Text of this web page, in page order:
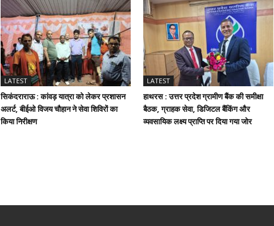
LATEST
सिकंदराराऊ : कांवड़ यात्रा को लेकर प्रशासन
अलर्ट, बीईओ विजय चौहान ने सेवा शिविरों का
किया निरीक्षण
LATEST
हाथरस : उत्तर प्रदेश ग्रामीण बैंक की समीक्षा
बैठक, ग्राहक सेवा, डिजिटल बैंकिंग और
व्यवसायिक लक्ष्य प्राप्ति पर दिया गया जोर